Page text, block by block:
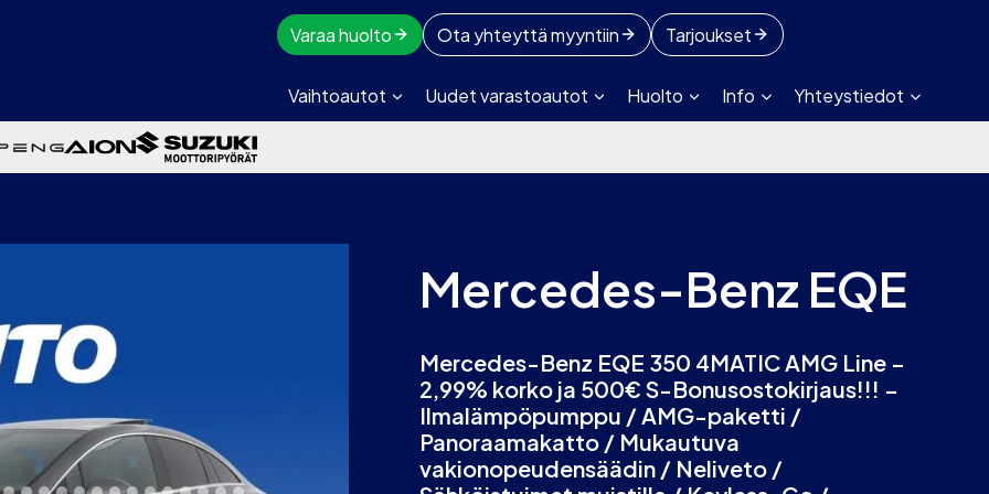
Varaa huolto Ota yhteyttä myyntiin Tarjoukset
Vaihtoautot Uudet varastoautot Huolto Info Yhteystiedot
Mercedes-Benz EQE
Mercedes-Benz EQE 350 4MATIC AMG Line –
2,99% korko ja 500€ S-Bonusostokirjaus!!! –
Ilmalämpöpumppu / AMG-paketti /
Panoraamakatto / Mukautuva
vakionopeudensäädin / Neliveto /